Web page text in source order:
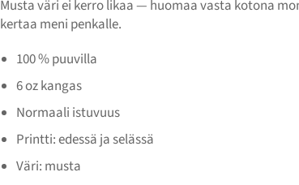
Musta väri ei kerro likaa — huomaa vasta kotona
kertaa meni penkalle.
100 % puuvilla
6 oz kangas
Normaali istuvuus
Printti: edessä ja selässä
Väri: musta